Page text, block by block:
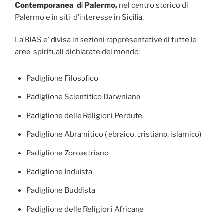
Contemporanea di Palermo, nel centro storico di
Palermo e in siti d’interesse in Sicilia.
La BIAS e’ divisa in sezioni rappresentative di tutte le
aree spirituali dichiarate del mondo:
Padiglione Filosofico
Padiglione Scientifico Darwniano
Padiglione delle Religioni Perdute
Padiglione Abramitico ( ebraico, cristiano, islamico)
Padiglione Zoroastriano
Padiglione Induista
Padiglione Buddista
Padiglione delle Religioni Africane